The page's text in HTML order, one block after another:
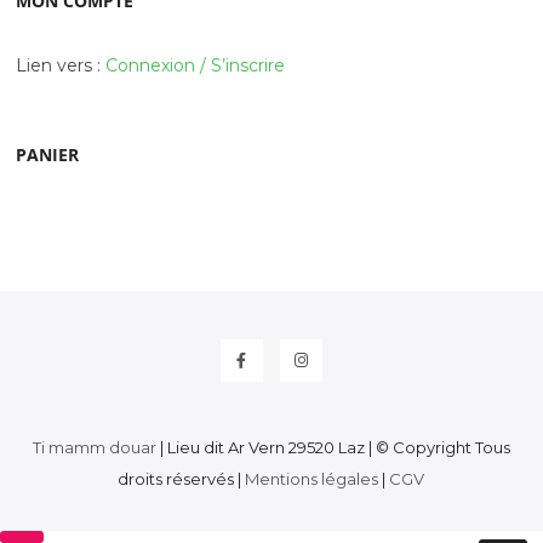
Lien vers : Connexion / S’inscrire
PANIER
FacebookInstagram
Ti mamm douar| Lieu dit Ar Vern 29520 Laz | © Copyright Tous
droits réservés | Mentions légales | CGV